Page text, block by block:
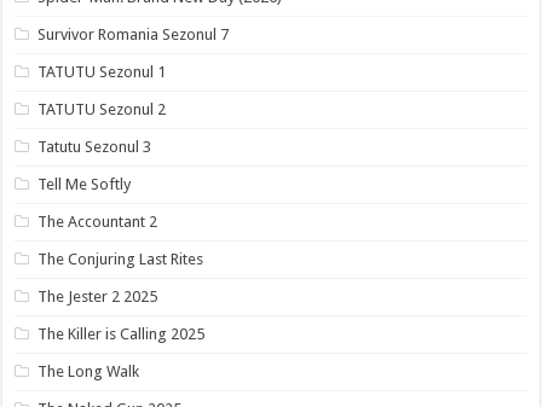
Survivor Romania Sezonul 7
TATUTU Sezonul 1
TATUTU Sezonul 2
Tatutu Sezonul 3
Tell Me Softly
The Accountant 2
The Conjuring Last Rites
The Jester 2 2025
The Killer is Calling 2025
The Long Walk